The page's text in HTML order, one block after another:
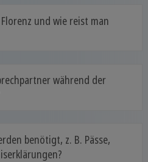
und wie reist man
während der
benötigt, z. B. Pässe,